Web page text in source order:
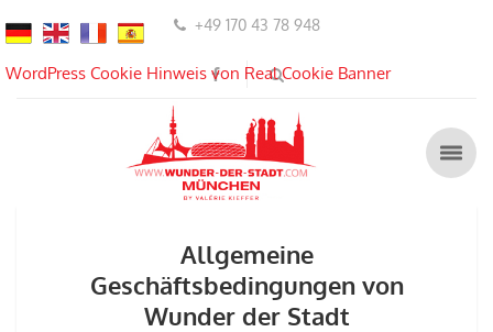
+49 170 43 78 948
Allgemeine
Geschäftsbedingungen von
Wunder der Stadt
WordPress Cookie Hinweis von Real Cookie Banner